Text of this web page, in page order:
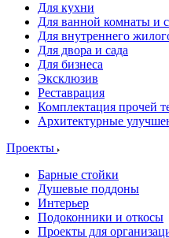
Для кухни
Для ванной комнаты и
Для внутреннего
Для двора и сада
Для бизнеса
Эксклюзив
Реставрация
Комплектация прочей
Архитектурные
Проекты
Барные стойки
Душевые поддоны
Интерьер
Подоконники и откосы
Проекты для